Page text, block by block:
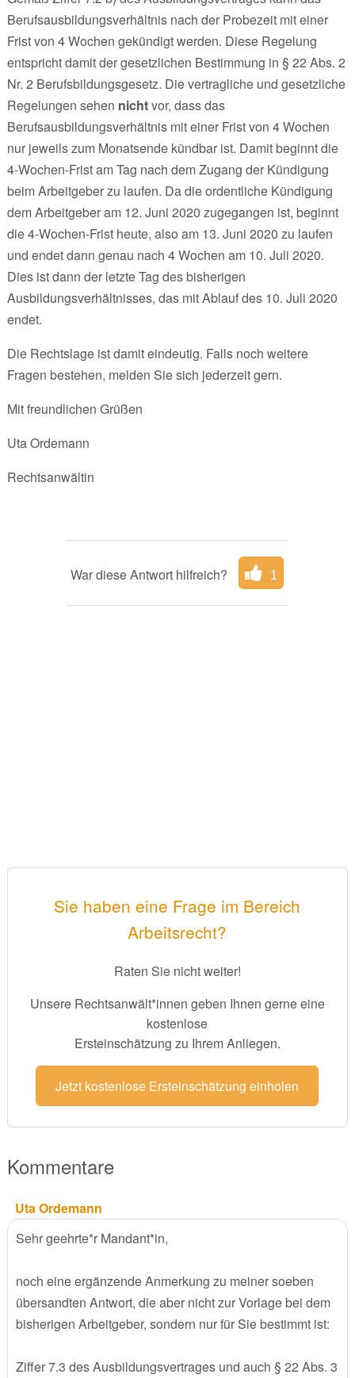
Berufsausbildungsverhältnis nach der Probezeit mit einer
Frist von 4 Wochen gekündigt werden. Diese Regelung
entspricht damit der gesetzlichen Bestimmung in § 22 Abs. 2
Nr. 2 Berufsbildungsgesetz. Die vertragliche und gesetzliche
Regelungen sehen nichtvor, dass das
Berufsausbildungsverhältnis mit einer Frist von 4 Wochen
nur jeweils zum Monatsende kündbar ist. Damit beginnt die
4-Wochen-Frist am Tag nach dem Zugang der Kündigung
beim Arbeitgeber zu laufen. Da die ordentliche Kündigung
dem Arbeitgeber am 12. Juni 2020 zugegangen ist, beginnt
die 4-Wochen-Frist heute, also am 13. Juni 2020 zu laufen
und endet dann genau nach 4 Wochen am 10. Juli 2020.
Dies ist dann der letzte Tag des bisherigen
Ausbildungsverhältnisses, das mit Ablauf des 10. Juli 2020
endet.
Die Rechtslage ist damit eindeutig. Falls noch weitere
Fragen bestehen, melden Sie sich jederzeit gern.
Mit freundlichen Grüßen
Uta Ordemann
Rechtsanwältin
War diese Antwort hilfreich? 1
Sie haben eine Frage im Bereich
Arbeitsrecht?
Raten Sie nicht weiter!
Unsere Rechtsanwält*innen geben Ihnen gerne eine
kostenlose
Ersteinschätzung zu Ihrem Anliegen.
Jetzt kostenlose Ersteinschätzung einholen
Kommentare
Uta Ordemann
Sehr geehrte*r Mandant*in,
noch eine ergänzende Anmerkung zu meiner soeben
übersandten Antwort, die aber nicht zur Vorlage bei dem
bisherigen Arbeitgeber, sondern nur für Sie bestimmt ist:
Ziffer 7.3 des Ausbildungsvertrages und auch § 22 Abs. 3